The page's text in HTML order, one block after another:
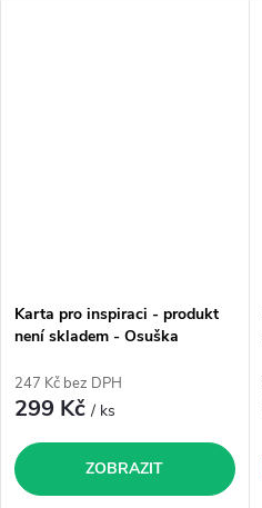
Karta pro inspiraci - produkt
není skladem - Osuška
247 Kč bez DPH
299 Kč/ ks
ZOBRAZIT